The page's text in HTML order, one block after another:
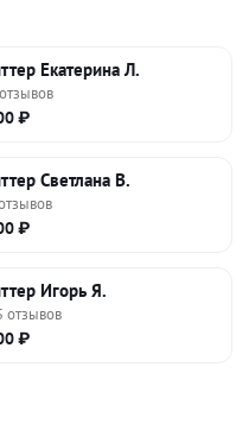
Екатерина Л.
₽
Светлана В.
₽
Игорь Я.
отзывов
₽